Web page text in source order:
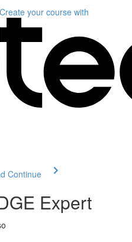
Create your course with
Continue
Expert